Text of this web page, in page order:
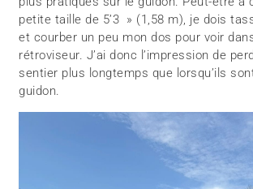
petite taille de 5’3 » (1,58 m), je dois
et courber un peu mon dos pour voir
rétroviseur. J’ai donc l’impression de
sentier plus longtemps que lorsqu’ils
guidon.